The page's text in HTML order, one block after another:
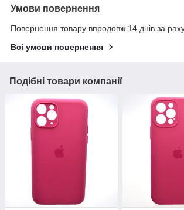
Умови повернення
Повернення товару впродовж 14 днів за
Всі умови повернення
Подібні товари компанії